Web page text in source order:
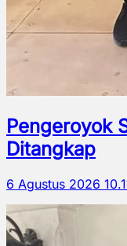
Pengeroyok
Ditangkap
6 Agustus 2026